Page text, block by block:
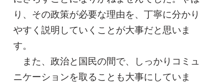
り、その政策が必要な理由を、丁寧に分かり
やすく説明していくことが大事だと思いま
す。
また、政治と国民の間で、しっかりコミュ
ニケーションを取ることも大事にしていま